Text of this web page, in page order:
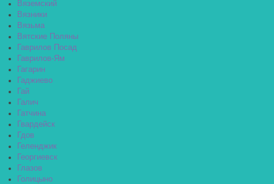
Вяземский
Вязники
Вязьма
Вятские Поляны
Гаврилов Посад
Гаврилов-Ям
Гагарин
Гаджиево
Гай
Галич
Гатчина
Гвардейск
Гдов
Геленджик
Георгиевск
Глазов
Голицыно